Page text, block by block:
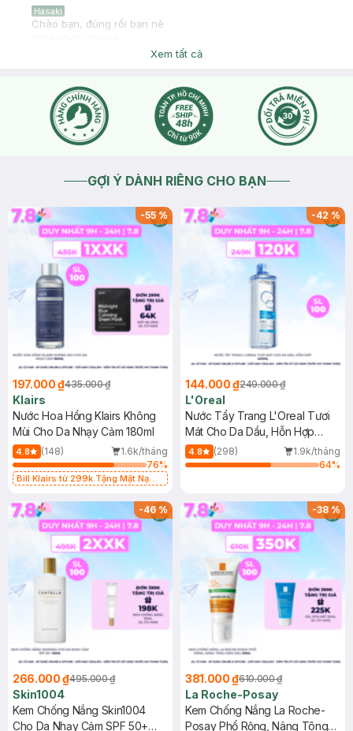
Hasaki
Chào bạn, đúng rồi bạn nè
Xem tất cả
GỢI Ý DÀNH RIÊNG CHO BẠN
-55%
197.000 ₫435.000 ₫
Klairs
Nước Hoa Hồng Klairs Không
Mùi Cho Da Nhạy Cảm 180ml
4.8 (148)
1.6k/tháng
76%
Bill Klairs từ 299k Tặng Mặt Nạ
25ml (SL Có Hạn)
-42%
144.000 ₫249.000 ₫
L'Oreal
Nước Tẩy Trang L'Oreal Tươi
Mát Cho Da Dầu, Hỗn Hợp
400ml
4.8 (298)
1.9k/tháng
64%
-46%
266.000 ₫495.000 ₫
Skin1004
Kem Chống Nắng Skin1004
Cho Da Nhạy Cảm SPF 50+
-38%
381.000 ₫610.000 ₫
La Roche-Posay
Kem Chống Nắng La Roche-
Posay Phổ Rộng, Nâng Tông